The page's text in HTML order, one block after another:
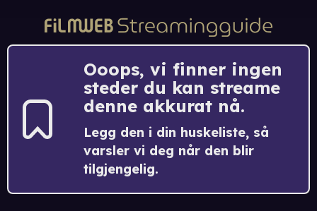
Ooops, vi finner ingen
steder du kan streame
denne akkurat nå.
Legg den i din huskeliste, så
varsler vi deg når den blir
tilgjengelig.